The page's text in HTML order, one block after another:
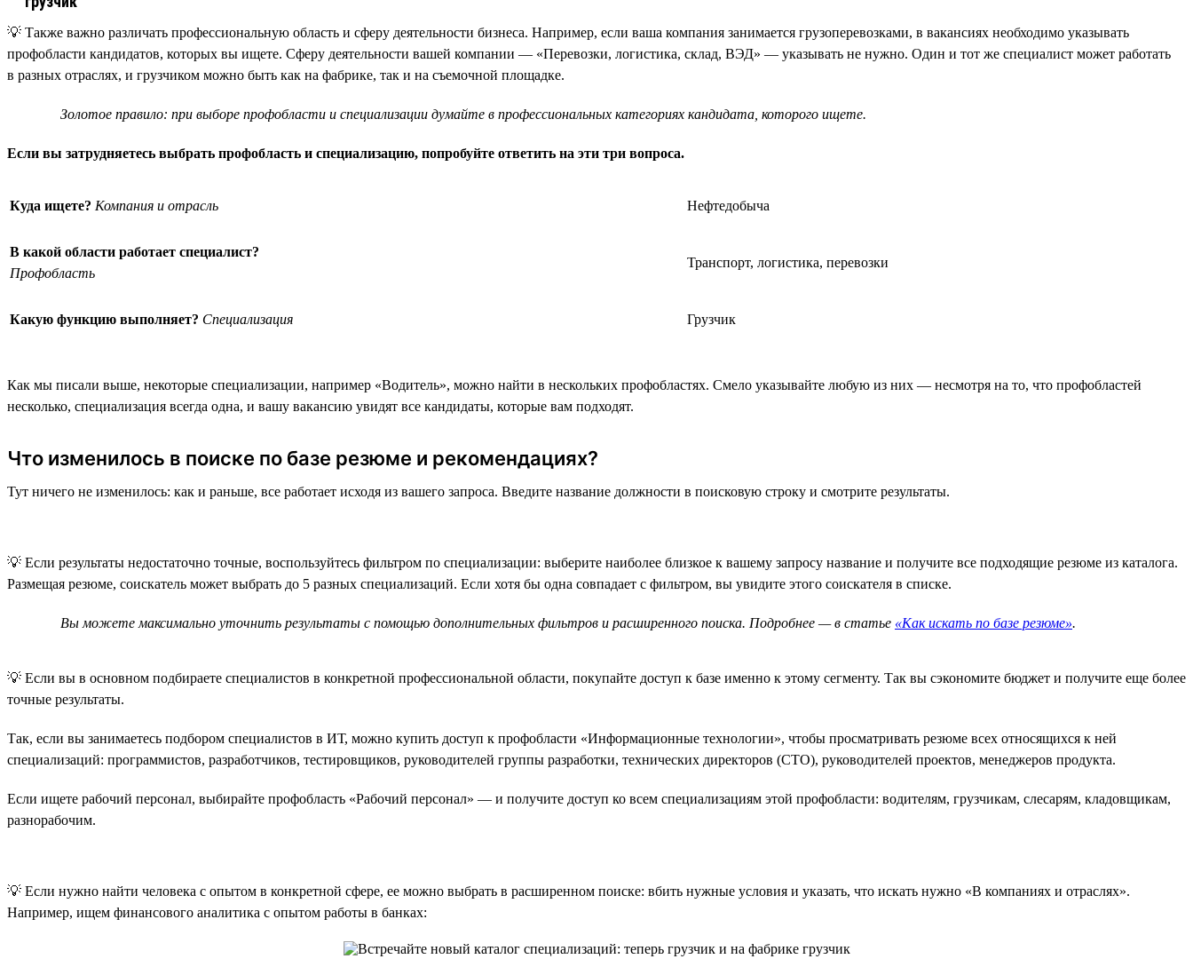
💡 Также важно различать профессиональную область и сферу деятельности бизнеса. Например, если ваша компания занимается грузоперевозками, в вакансиях необходимо указывать
профобласти кандидатов, которых вы ищете. Сферу деятельности вашей компании — «Перевозки, логистика, склад, ВЭД» — указывать не нужно. Один и тот же специалист может работать
в разных отраслях, и грузчиком можно быть как на фабрике, так и на съемочной площадке.
Золотое правило: при выборе профобласти и специализации думайте в профессиональных категориях кандидата, которого ищете.
Если вы затрудняетесь выбрать профобласть и специализацию, попробуйте ответить на эти три вопроса.
Куда ищете? Компания и отрасль Нефтедобыча
В какой области работает специалист?
Профобласть
Транспорт, логистика, перевозки
Какую функцию выполняет? Специализация Грузчик
Как мы писали выше, некоторые специализации, например «Водитель», можно найти в нескольких профобластях. Смело указывайте любую из них — несмотря на то, что профобластей
несколько, специализация всегда одна, и вашу вакансию увидят все кандидаты, которые вам подходят.
Что изменилось в поиске по базе резюме и рекомендациях?
Тут ничего не изменилось: как и раньше, все работает исходя из вашего запроса. Введите название должности в поисковую строку и смотрите результаты.
💡 Если результаты недостаточно точные, воспользуйтесь фильтром по специализации: выберите наиболее близкое к вашему запросу название и получите все подходящие резюме из каталога.
Размещая резюме, соискатель может выбрать до 5 разных специализаций. Если хотя бы одна совпадает с фильтром, вы увидите этого соискателя в списке.
Вы можете максимально уточнить результаты с помощью дополнительных фильтров и расширенного поиска. Подробнее — в статье «Как искать по базе резюме».
💡 Если вы в основном подбираете специалистов в конкретной профессиональной области, покупайте доступ к базе именно к этому сегменту. Так вы сэкономите бюджет и получите еще более
точные результаты.
Так, если вы занимаетесь подбором специалистов в ИТ, можно купить доступ к профобласти «Информационные технологии», чтобы просматривать резюме всех относящихся к ней
специализаций: программистов, разработчиков, тестировщиков, руководителей группы разработки, технических директоров (CTO), руководителей проектов, менеджеров продукта.
Если ищете рабочий персонал, выбирайте профобласть «Рабочий персонал» — и получите доступ ко всем специализациям этой профобласти: водителям, грузчикам, слесарям, кладовщикам,
разнорабочим.
💡 Если нужно найти человека с опытом в конкретной сфере, ее можно выбрать в расширенном поиске: вбить нужные условия и указать, что искать нужно «В компаниях и отраслях».
Например, ищем финансового аналитика с опытом работы в банках: